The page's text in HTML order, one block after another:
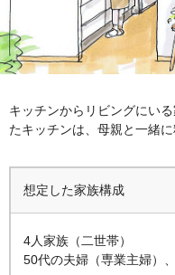
キッチンからリビングにい
たキッチンは、母親と一緒
想定した家族構成
4人家族（二世帯）
50代の夫婦（専業主婦）